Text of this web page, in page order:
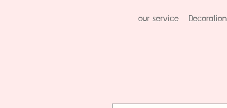
our service Decoration